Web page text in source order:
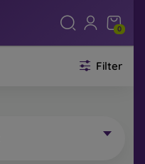
0
Filter